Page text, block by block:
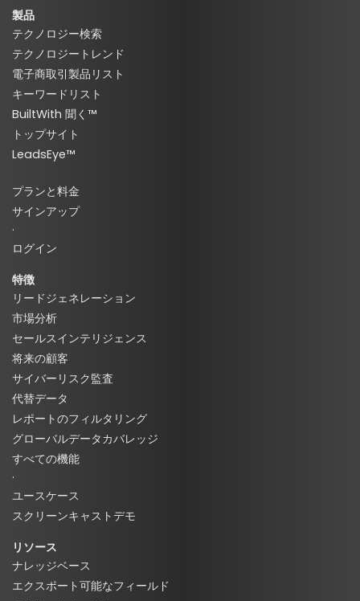
製品
テクノロジー検索
テクノロジートレンド
電子商取引製品リスト
キーワードリスト
BuiltWith 聞く™
トップサイト
LeadsEye™
プランと料金
サインアップ
·
ログイン
特徴
リードジェネレーション
市場分析
セールスインテリジェンス
将来の顧客
サイバーリスク監査
代替データ
レポートのフィルタリング
グローバルデータカバレッジ
すべての機能
·
ユースケース
スクリーンキャストデモ
リソース
ナレッジベース
エクスポート可能なフィールド